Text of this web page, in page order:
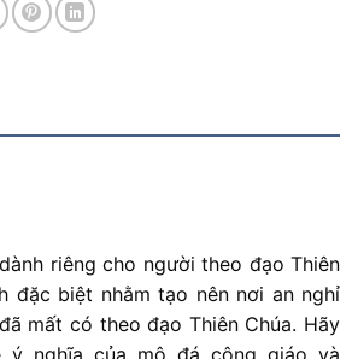
riêng cho người theo đạo Thiên
đặc biệt nhằm tạo nên nơi an nghỉ
mất có theo đạo Thiên Chúa. Hãy
ý nghĩa của mộ đá công giáo và